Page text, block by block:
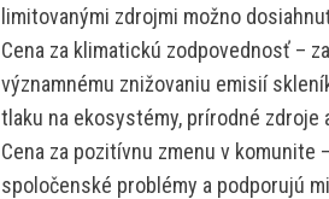
limitovanými zdrojmi možno
Cena za klimatickú zodpovednosť –
významnému znižovaniu emisií
tlaku na ekosystémy, prírodné zdroje
Cena za pozitívnu zmenu v
spoločenské problémy a podporujú